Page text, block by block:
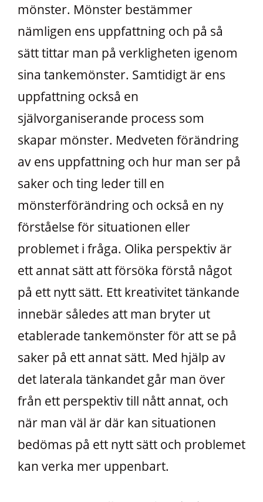
mönster. Mönster bestämmer
nämligen ens uppfattning och på så
sätt tittar man på verkligheten igenom
sina tankemönster. Samtidigt är ens
uppfattning också en
självorganiserande process som
skapar mönster. Medveten förändring
av ens uppfattning och hur man ser på
saker och ting leder till en
mönsterförändring och också en ny
förståelse för situationen eller
problemet i fråga. Olika perspektiv är
ett annat sätt att försöka förstå något
på ett nytt sätt. Ett kreativitet tänkande
innebär således att man bryter ut
etablerade tankemönster för att se på
saker på ett annat sätt. Med hjälp av
det laterala tänkandet går man över
från ett perspektiv till nått annat, och
när man väl är där kan situationen
bedömas på ett nytt sätt och problemet
kan verka mer uppenbart.